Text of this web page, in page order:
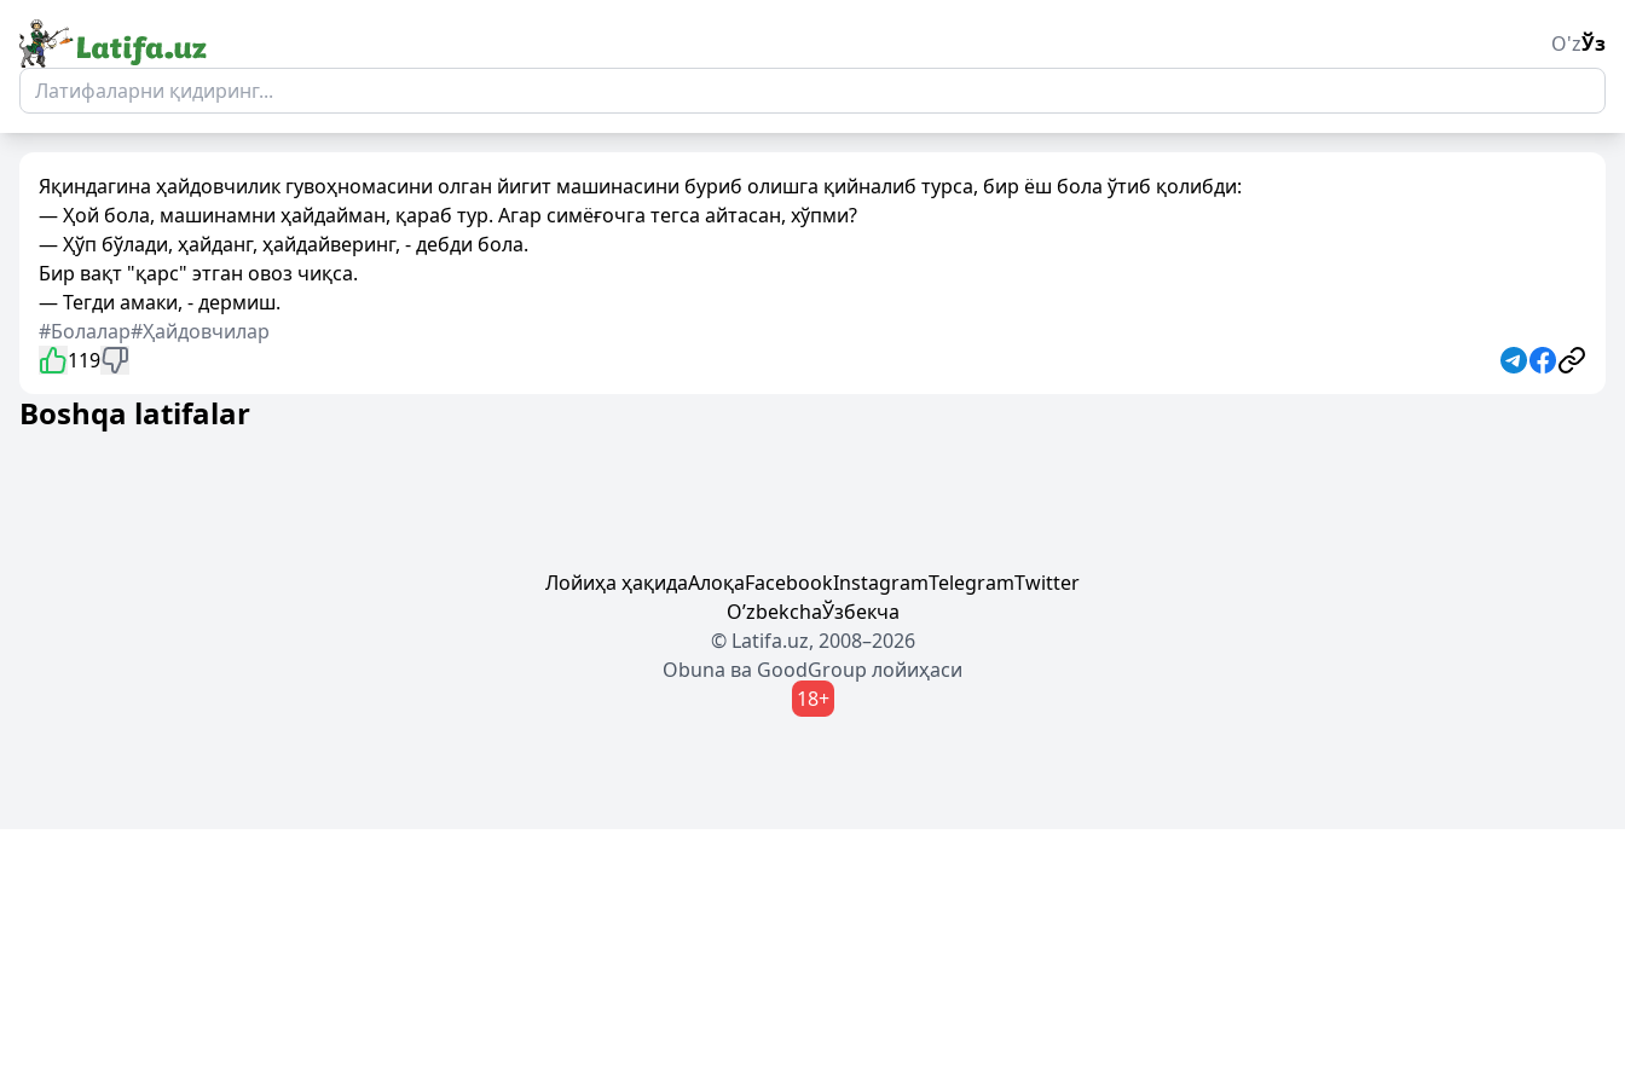
O'zЎз
Яқиндагина ҳайдовчилик гувоҳномасини олган йигит машинасини буриб олишга қийналиб турса, бир ёш бола ўтиб қолибди:
— Ҳой бола, машинамни ҳайдайман, қараб тур. Агар симёғочга тегса айтасан, хўпми?
— Ҳўп бўлади, ҳайданг, ҳайдайверинг, - дебди бола.
Бир вақт "қарс" этган овоз чиқса.
— Тегди амаки, - дермиш.
#Болалар#Ҳайдовчилар
119
Boshqa latifalar
Лойиҳа ҳақидаАлоқаFacebookInstagramTelegramTwitter
OʼzbekchaЎзбекча
© Latifa.uz, 2008–2026
Obuna ва GoodGroup лойиҳаси
18+